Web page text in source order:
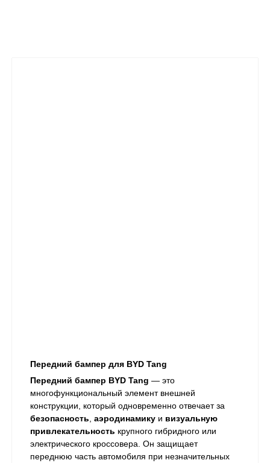
Передний бампер для BYD Tang
Передний бампер BYD Tang — это
многофункциональный элемент внешней
конструкции, который одновременно отвечает за
безопасность аэродинамику и визуальную
привлекательность крупного гибридного или
электрического кроссовера. Он защищает
переднюю часть автомобиля при незначительных